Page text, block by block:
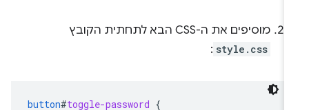
מוסיפים את ה-CSS הבא לתחתית הקובץ
style.css
:
button#toggle-password